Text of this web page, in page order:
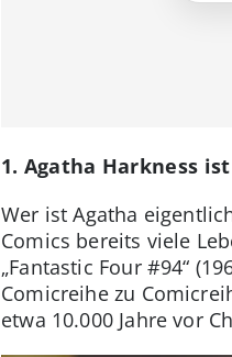
1. Agatha Harkness
Wer ist Agatha
Comics bereits viele
„Fantastic Four #94“
Comicreihe zu
etwa 10.000 Jahre vor